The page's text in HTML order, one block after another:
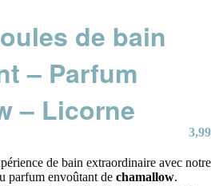
de bain
– Parfum
– Licorne
3,99
de bain extraordinaire avec notre
parfum envoûtant de chamallow.